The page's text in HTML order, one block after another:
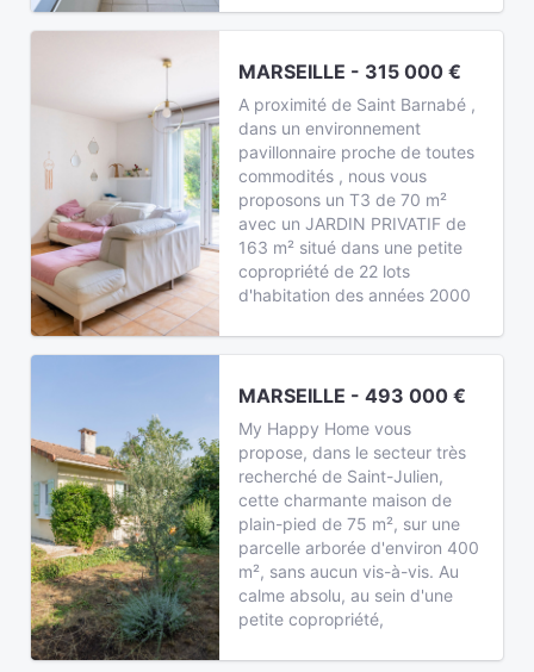
MARSEILLE - 315 000 €
A proximité de Saint Barnabé ,
dans un environnement
pavillonnaire proche de toutes
commodités , nous vous
proposons un T3 de 70 m²
avec un JARDIN PRIVATIF de
163 m² situé dans une petite
copropriété de 22 lots
d'habitation des années 2000
MARSEILLE - 493 000 €
My Happy Home vous
propose, dans le secteur très
recherché de Saint-Julien,
cette charmante maison de
plain-pied de 75 m², sur une
parcelle arborée d'environ 400
m², sans aucun vis-à-vis. Au
calme absolu, au sein d'une
petite copropriété,